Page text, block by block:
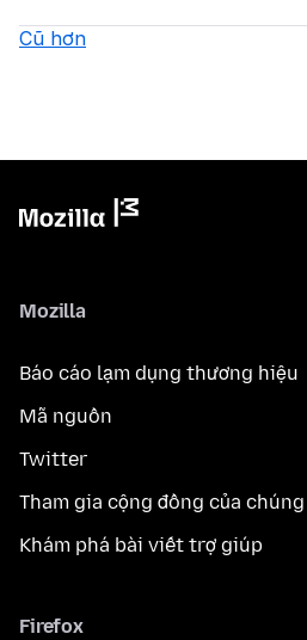
Cũ hơn
Mozilla
Báo cáo lạm dụng thương hiệu
Mã nguồn
Twitter
Tham gia cộng đồng của
Khám phá bài viết trợ giúp
Firefox